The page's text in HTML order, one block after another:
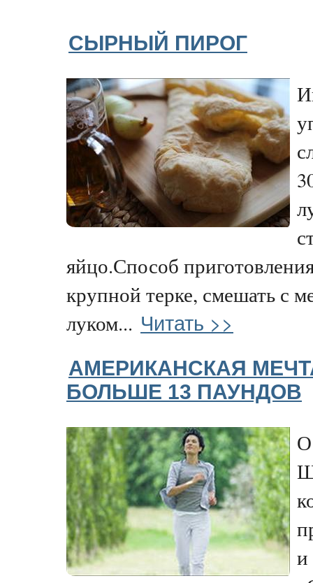
СЫРНЫЙ ПИРОГ
яйцо.Способ
крупной терке, смешать с
луком... Читать >>
АМЕРИКАНСКАЯ
БОЛЬШЕ 13 ПАУНДОВ
и